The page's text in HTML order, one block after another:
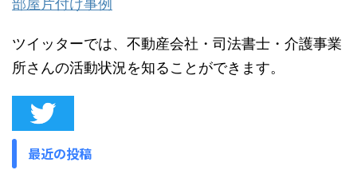
部屋片付け事例
ツイッターでは、不動産会社・司法書士・介護事業
所さんの活動状況を知ることができます。
最近の投稿